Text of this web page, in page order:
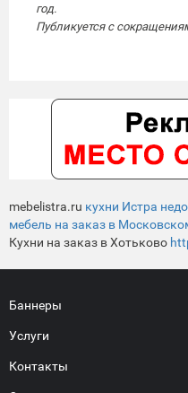
год.
Публикуется с
mebelistra.ru кухни Истра
мебель на заказ в
Кухни на заказ в Хотьково
Баннеры
Услуги
Контакты